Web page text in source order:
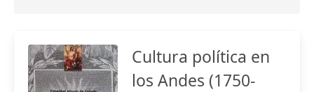
Cultura política en
los Andes (1750-